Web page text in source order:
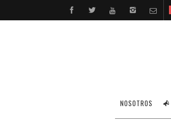
NOSOTROS